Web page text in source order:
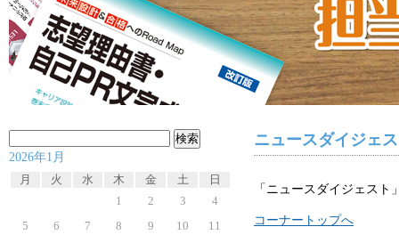
索:
2026年1月
月
火 水 木 金 土 日
1 2 3
4
5
6 7 8 9 10
11
ニュースダイジェ
「ニュースダイジェス
コーナートップへ